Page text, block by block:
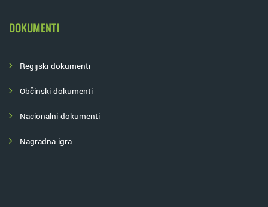
DOKUMENTI
Regijski dokumenti
Občinski dokumenti
Nacionalni dokumenti
Nagradna igra